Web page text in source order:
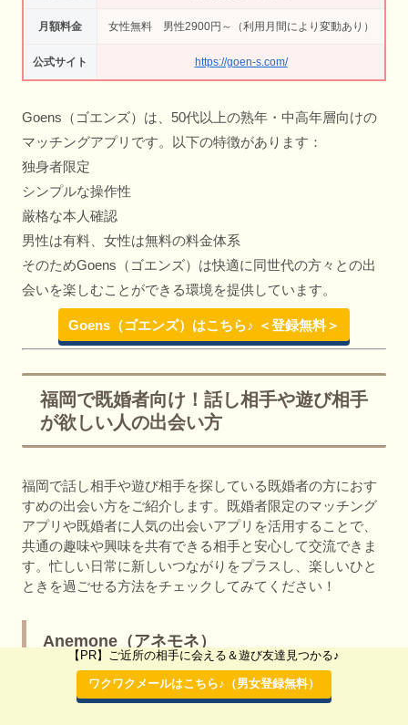
月額料金 女性無料 男性2900円～（利用月間により変動あり）
公式サイト https://goen-s.com/
Goens（ゴエンズ）は、50代以上の熟年・中高年層向けの
マッチングアプリです。以下の特徴があります：
独身者限定
シンプルな操作性
厳格な本人確認
男性は有料、女性は無料の料金体系
そのためGoens（ゴエンズ）は快適に同世代の方々との出
会いを楽しむことができる環境を提供しています。
Goens（ゴエンズ）はこちら♪ ＜登録無料＞
福岡で既婚者向け！話し相手や遊び相手
が欲しい人の出会い方
福岡で話し相手や遊び相手を探している既婚者の方におす
すめの出会い方をご紹介します。既婚者限定のマッチング
アプリや既婚者に人気の出会いアプリを活用することで、
共通の趣味や興味を共有できる相手と安心して交流できま
す。忙しい日常に新しいつながりをプラスし、楽しいひと
ときを過ごせる方法をチェックしてみてください！
Anemone（アネモネ）
【PR】ご近所の相手に会える＆遊び友達見つかる♪
ワクワクメールはこちら♪（男女登録無料）